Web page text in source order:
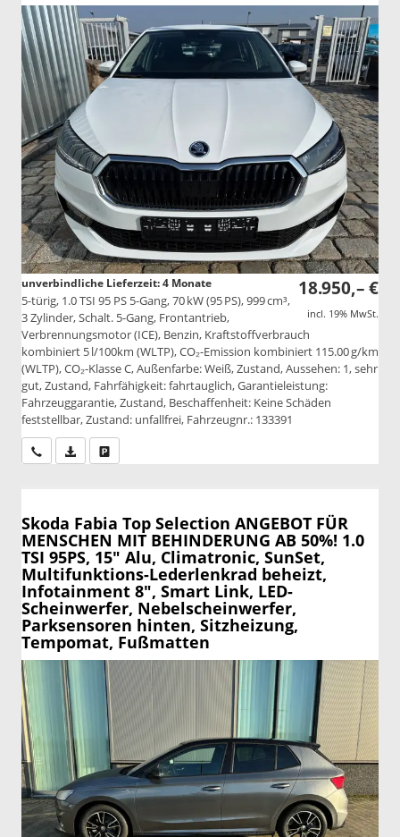
18.950,– €
incl. 19% MwSt.
unverbindliche Lieferzeit:4 Monate
5-türig, 1.0 TSI 95 PS 5-Gang, 70 kW (95 PS), 999 cm³,
3 Zylinder, Schalt. 5-Gang, Frontantrieb,
Verbrennungsmotor (ICE), Benzin, Kraftstoffverbrauch
kombiniert 5 l/100km (WLTP), CO₂-Emission kombiniert 115.00 g/km
(WLTP), CO₂-Klasse C, Außenfarbe: Weiß, Zustand, Aussehen: 1, sehr
gut, Zustand, Fahrfähigkeit: fahrtauglich, Garantieleistung:
Fahrzeuggarantie, Zustand, Beschaffenheit: Keine Schäden
feststellbar, Zustand: unfallfrei, Fahrzeugnr.: 133391
Wir rufen Sie anPDF-Datei, Fahrzeugexposé drucken
Skoda Fabia Top Selection ANGEBOT FÜR
MENSCHEN MIT BEHINDERUNG AB 50%! 1.0
TSI 95PS, 15" Alu, Climatronic, SunSet,
Multifunktions-Lederlenkrad beheizt,
Infotainment 8", Smart Link, LED-
Scheinwerfer, Nebelscheinwerfer,
Parksensoren hinten, Sitzheizung,
Tempomat, Fußmatten